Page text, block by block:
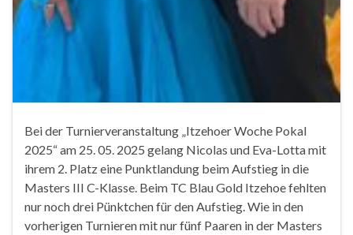
Bei der Turnierveranstaltung „Itzehoer Woche Pokal
2025“ am 25. 05. 2025 gelang Nicolas und Eva-Lotta mit
ihrem 2. Platz eine Punktlandung beim Aufstieg in die
Masters III C-Klasse. Beim TC Blau Gold Itzehoe fehlten
nur noch drei Pünktchen für den Aufstieg. Wie in den
vorherigen Turnieren mit nur fünf Paaren in der Masters